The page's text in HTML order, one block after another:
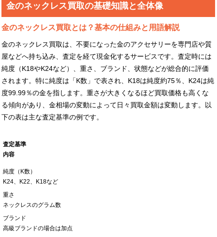
金のネックレス買取の基礎知識と全体像
金のネックレス買取とは？基本の仕組みと用語解説
金のネックレス買取は、不要になった金のアクセサリーを専門店や質
屋などへ持ち込み、査定を経て現金化するサービスです。査定時には
純度（K18やK24など）、重さ、ブランド、状態などが総合的に評価
されます。特に純度は「K数」で表され、K18は純度約75％、K24は純
度99.99％の金を指します。重さが大きくなるほど買取価格も高くな
る傾向があり、金相場の変動によって日々買取金額は変動します。以
下の表は主な査定基準の例です。
査定基準
内容
純度（K数）
K24、K22、K18など
重さ
ネックレスのグラム数
ブランド
高級ブランドの場合は加点